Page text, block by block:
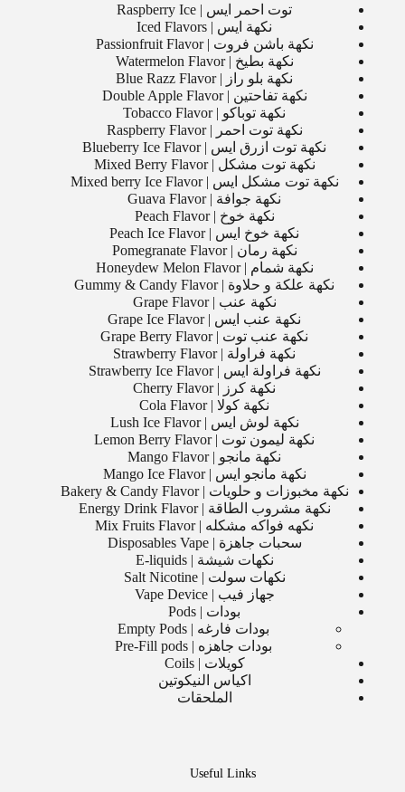
توت احمر ايس | Raspberry Ice
نكهة ايس | Iced Flavors
نكهة باشن فروت | Passionfruit Flavor
نكهة بطيخ | Watermelon Flavor
نكهة بلو راز | Blue Razz Flavor
نكهة تفاحتين | Double Apple Flavor
نكهة توباكو | Tobacco Flavor
نكهة توت احمر | Raspberry Flavor
نكهة توت ازرق ايس | Blueberry Ice Flavor
نكهة توت مشكل | Mixed Berry Flavor
نكهة توت مشكل ايس | Mixed berry Ice Flavor
نكهة جوافة | Guava Flavor
نكهة خوخ | Peach Flavor
نكهة خوخ ايس | Peach Ice Flavor
نكهة رمان | Pomegranate Flavor
نكهة شمام | Honeydew Melon Flavor
نكهة علكة و حلاوة | Gummy & Candy Flavor
نكهة عنب | Grape Flavor
نكهة عنب ايس | Grape Ice Flavor
نكهة عنب توت | Grape Berry Flavor
نكهة فراولة | Strawberry Flavor
نكهة فراولة ايس | Strawberry Ice Flavor
نكهة كرز | Cherry Flavor
نكهة كولا | Cola Flavor
نكهة لوش ايس | Lush Ice Flavor
نكهة ليمون توت | Lemon Berry Flavor
نكهة مانجو | Mango Flavor
نكهة مانجو ايس | Mango Ice Flavor
نكهة مخبوزات و حلويات | Bakery & Candy Flavor
نكهة مشروب الطاقة | Energy Drink Flavor
نكهه فواكه مشكله | Mix Fruits Flavor
سحبات جاهزة | Disposables Vape
نكهات شيشة | E-liquids
نكهات سولت | Salt Nicotine
جهاز فيب | Vape Device
بودات | Pods
بودات فارغه | Empty Pods
بودات جاهزه | Pre-Fill pods
كويلات | Coils
اكياس النيكوتين
الملحقات
Useful Links